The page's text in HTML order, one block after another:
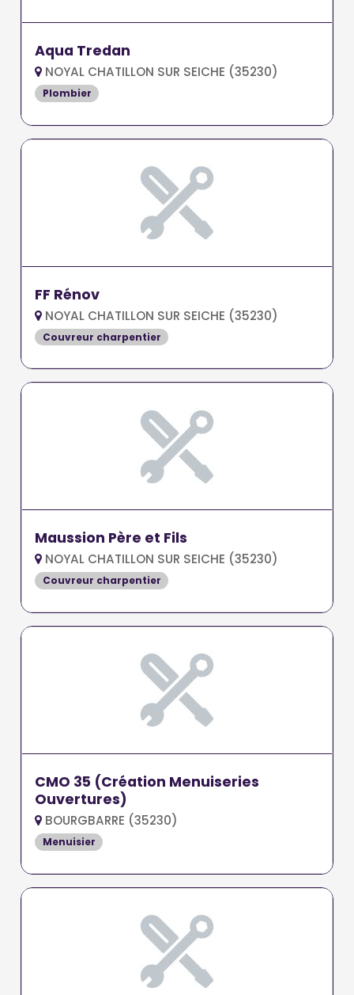
Aqua Tredan
NOYAL CHATILLON SUR SEICHE (35230)
Plombier
FF Rénov
NOYAL CHATILLON SUR SEICHE (35230)
Couvreur charpentier
Maussion Père et Fils
NOYAL CHATILLON SUR SEICHE (35230)
Couvreur charpentier
CMO 35 (Création Menuiseries
Ouvertures)
BOURGBARRE (35230)
Menuisier